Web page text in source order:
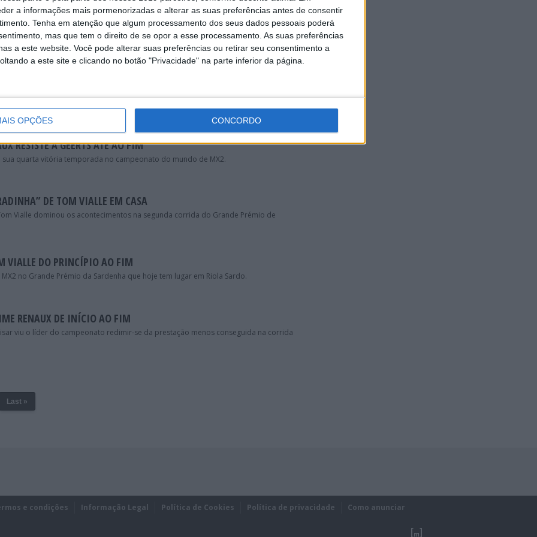
a informações mais pormenorizadas e alterar as suas preferências antes de consentir
Tenha em atenção que algum processamento dos seus dados pessoais poderá
mas que tem o direito de se opor a esse processamento. As suas preferências
a este website. Você pode alterar suas preferências ou retirar seu consentimento a
a este site e clicando no botão "Privacidade" na parte inferior da página.
OPÇÕES CONCORDO
TRIUNFO DE VIALLE
Vialle venceu a primeira manga do GP de Pietramurata. A maior oposição veio
luta deu ao piloto de fábrica da KTM; Ruben Fernandez...
DE TOM VIALLE
voltar a somar 50 pontos no campeonato do mundo de MX2.
RESISTE A GEERTS ATÉ AO FIM
sua quarta vitória temporada no campeonato do mundo de MX2.
DE TOM VIALLE EM CASA
Vialle dominou os acontecimentos na segunda corrida do Grande Prémio de
VIALLE DO PRINCÍPIO AO FIM
no Grande Prémio da Sardenha que hoje tem lugar em Riola Sardo.
RENAUX DE INÍCIO AO FIM
viu o líder do campeonato redimir-se da prestação menos conseguida na corrida
Last »
e condições Informação Legal Política de Cookies Política de privacidade Como anunciar